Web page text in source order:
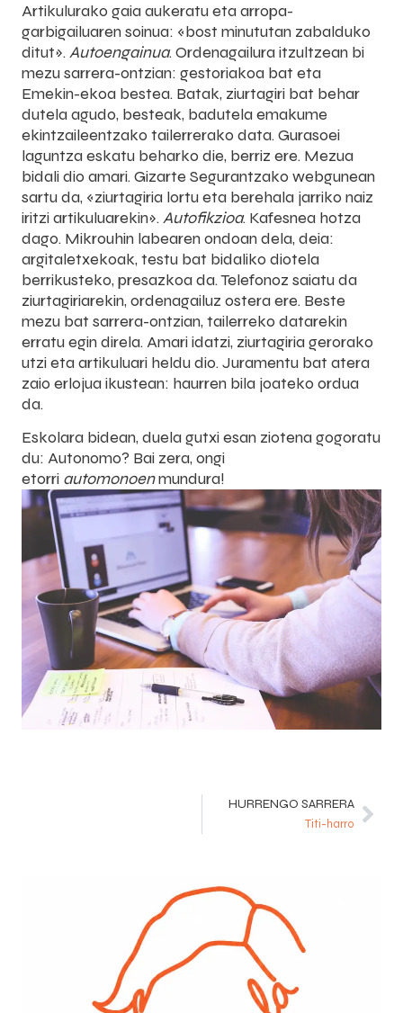
Artikulurako gaia aukeratu eta arropa-
garbigailuaren soinua: «bost minututan zabalduko
ditut».Autoengainua. Ordenagailura itzultzean bi
mezu sarrera-ontzian: gestoriakoa bat eta
Emekin-ekoa bestea. Batak, ziurtagiri bat behar
dutela agudo, besteak, badutela emakume
ekintzaileentzako tailerrerako data. Gurasoei
laguntza eskatu beharko die, berriz ere. Mezua
bidali dio amari. Gizarte Segurantzako webgunean
sartu da, «ziurtagiria lortu eta berehala jarriko naiz
iritzi artikuluarekin».Autofikzioa. Kafesnea hotza
dago. Mikrouhin labearen ondoan dela, deia:
argitaletxekoak, testu bat bidaliko diotela
berrikusteko, presazkoa da. Telefonoz saiatu da
ziurtagiriarekin, ordenagailuz ostera ere. Beste
mezu bat sarrera-ontzian, tailerreko datarekin
erratu egin direla. Amari idatzi, ziurtagiria gerorako
utzi eta artikuluari heldu dio. Juramentu bat atera
zaio erlojua ikustean: haurren bila joateko ordua
da.
Eskolara bidean, duela gutxi esan ziotena gogoratu
du: Autonomo? Bai zera, ongi
etorri automonoenmundura!
HURRENGO SARRERA
Titi-harro